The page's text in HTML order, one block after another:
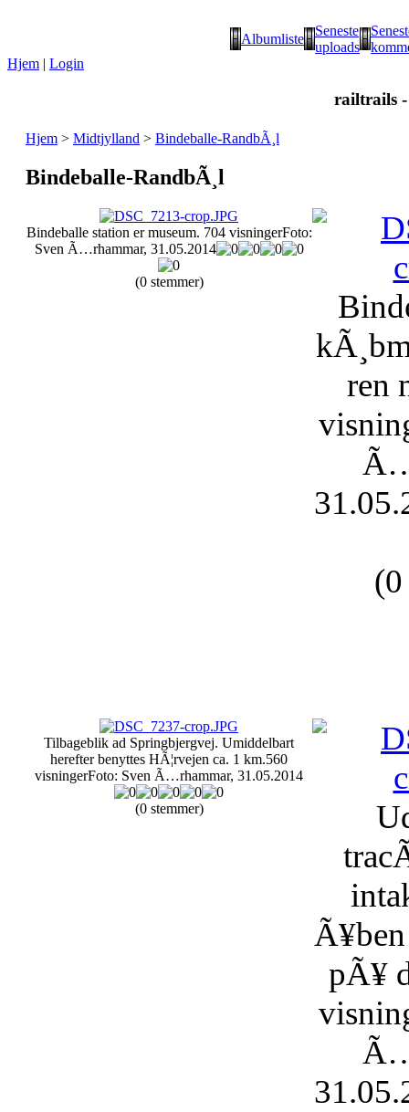
Albumliste
Seneste
uploads
Hjem | Login
railtrails
Hjem > Midtjylland > Bindeballe-RandbÃ¸l
Bindeballe-RandbÃ¸l
Bindeballe station er museum. 704 visningerFoto:
Sven Ã…rhammar, 31.05.2014
(0 stemmer)
ren
Tilbageblik ad Springbjergvej. Umiddelbart
herefter benyttes HÃ¦rvejen ca. 1 km.560
visningerFoto: Sven Ã…rhammar, 31.05.2014
(0 stemmer)
pÃ¥